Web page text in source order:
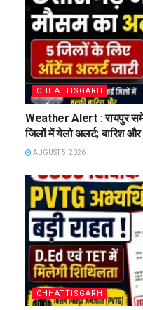
CHHATTISGARH
Weather Alert : रायपुर
जिलों में येलो अलर्ट; बारिश
AUGUST 5, 2026
CHHATTISGARH